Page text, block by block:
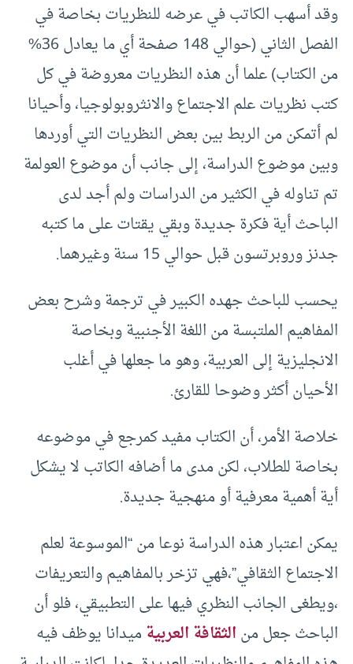
وقد أسهب الكاتب في عرضه للنظريات بخاصة في
الفصل الثاني (حوالي 148 صفحة أي ما يعادل 36%
من الكتاب) علما أن هذه النظريات معروضة في كل
كتب نظريات علم الاجتماع والانثروبولوجيا، وأحيانا
لم أتمكن من الربط بين بعض النظريات التي أوردها
وبين موضوع الدراسة، إلى جانب أن موضوع العولمة
تم تناوله في الكثير من الدراسات ولم أجد لدى
الباحث أية فكرة جديدة وبقي يقتات على ما كتبه
جدنز وروبرتسون قبل حوالي 15 سنة وغيرهما.
يحسب للباحث جهده الكبير في ترجمة وشرح بعض
المفاهيم الملتبسة من اللغة الأجنبية وبخاصة
الانجليزية إلى العربية، وهو ما جعلها في أغلب
الأحيان أكثر وضوحا للقارئ.
خلاصة الأمر، أن الكتاب مفيد كمرجع في موضوعه
بخاصة للطلاب، لكن مدى ما أضافه الكاتب لا يشكل
أية أهمية معرفية أو منهجية جديدة.
يمكن اعتبار هذه الدراسة نوعا من “الموسوعة لعلم
الاجتماع الثقافي”،فهي تزخر بالمفاهيم والتعريفات
،ويطغى الجانب النظري فيها على التطبيقي، فلو أن
الباحث جعل منالثقافة العربيةميدانا يوظف فيه